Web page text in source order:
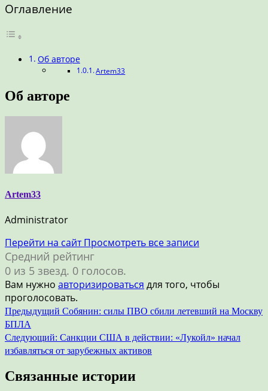
Оглавление
Об авторе
Artem33
Об авторе
Artem33
Administrator
Перейти на сайтПросмотреть все записи
Средний рейтинг
0 из 5 звезд. 0 голосов.
Вам нужно авторизироваться для того, чтобы
проголосовать.
Навигация
по
записям
Предыдущий Собянин: силы ПВО сбили летевший на Москву
БПЛА
Следующий: Санкции США в действии: «Лукойл» начал
избавляться от зарубежных активов
Связанные истории